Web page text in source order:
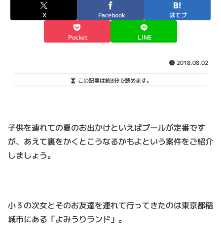
X Facebook はてブ
Pocket LINE
2018.08.02
この記事は約3分で読めます。
子供を連れての夏のお出かけといえばプールが定番です
が、あえて裏をかくとこうなるかもよという案件をご紹介
しましょう。
小３の次女とそのお友達を連れて行ってきたのは東京都稲
城市にある「よみうりランド」。